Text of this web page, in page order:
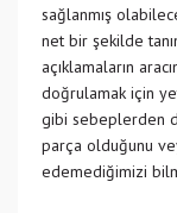
sağlanmış
net bir şekilde
açıklamaların
doğrulamak için
gibi sebeplerden
parça olduğunu
edemediğimizi